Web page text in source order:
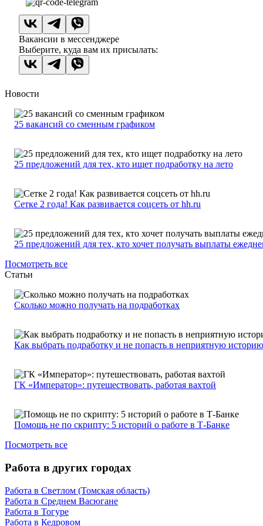
Вакансии в мессенджере
Выберите, куда вам их присылать:
Новости
25 вакансий со сменным графиком
25 предложений для тех, кто ищет подработку на лето
Сетке 2 года! Как развивается соцсеть от hh.ru
25 предложений для тех, кто хочет получать выплаты
Посмотреть все
Статьи
Сколько можно получать на подработках
Как выбрать подработку и не попасть в неприятную историю
ГК «Император»: путешествовать, работая вахтой
Помощь не по скрипту: 5 историй о работе в Т-Банке
Посмотреть все
Работа в других городах
Работа в Светлом (Томская область)
Работа в Среднем Васюгане
Работа в Тогуре
Работа в Кедровом